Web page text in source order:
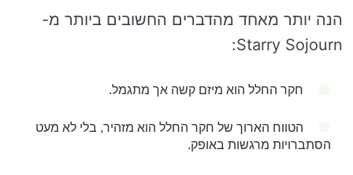
הנה יותר מאחד מהדברים החשובים ביותר מ-
Starry Sojourn:
חקר החלל הוא מיזם קשה אך מתגמל.
הטווח הארוך של חקר החלל הוא מזהיר, בלי לא מעט
הסתברויות מרגשות באופק.